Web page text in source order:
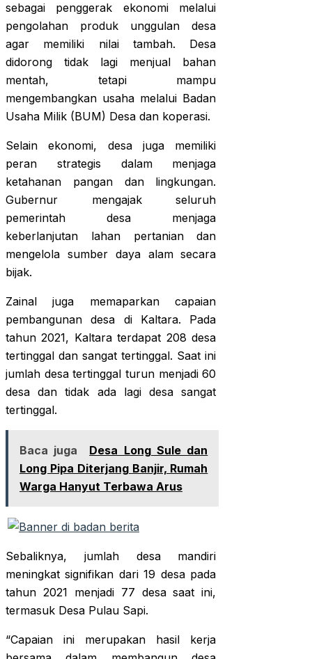
sebagai penggerak ekonomi melalui
pengolahan produk unggulan desa
agar memiliki nilai tambah. Desa
didorong tidak lagi menjual bahan
mentah, tetapi mampu
mengembangkan usaha melalui Badan
Usaha Milik (BUM) Desa dan koperasi.
Selain ekonomi, desa juga memiliki
peran strategis dalam menjaga
ketahanan pangan dan lingkungan.
Gubernur mengajak seluruh
pemerintah desa menjaga
keberlanjutan lahan pertanian dan
mengelola sumber daya alam secara
bijak.
Zainal juga memaparkan capaian
pembangunan desa di Kaltara. Pada
tahun 2021, Kaltara terdapat 208 desa
tertinggal dan sangat tertinggal. Saat ini
jumlah desa tertinggal turun menjadi 60
desa dan tidak ada lagi desa sangat
tertinggal.
Baca juga
Desa Long Sule dan
Long Pipa Diterjang Banjir, Rumah
Warga Hanyut Terbawa Arus
Sebaliknya, jumlah desa mandiri
meningkat signifikan dari 19 desa pada
tahun 2021 menjadi 77 desa saat ini,
termasuk Desa Pulau Sapi.
“Capaian ini merupakan hasil kerja